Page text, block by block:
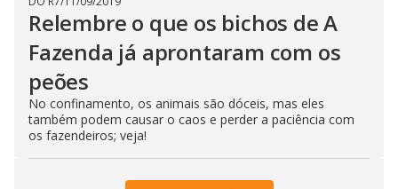
Relembre o que os bichos de A
Fazenda já aprontaram com os
peões
No confinamento, os animais são dóceis, mas eles
também podem causar o caos e perder a paciência com
os fazendeiros; veja!